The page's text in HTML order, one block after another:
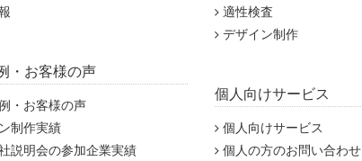
・お客様の声
・お客様の声
制作実績
説明会の参加企業実績
適性検査
デザイン制作
個人向けサービス
個人向けサービス
個人の方のお問い合わせ